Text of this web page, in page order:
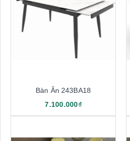
Bàn Ăn 243BA18
7.100.000₫